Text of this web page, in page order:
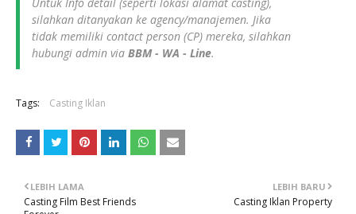
silahkan ditanyakan ke agency/manajemen. Jika
tidak memiliki contact person (CP) mereka, silahkan
hubungi admin via BBM - WA - Line.
Tags: Casting Iklan
LEBIH BARU
Casting Iklan Property
LEBIH LAMA
Casting Film Best Friends